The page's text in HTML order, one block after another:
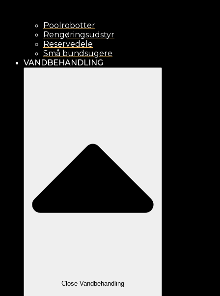
Poolrobotter
Rengøringsudstyr
Reservedele
Små bundsugere
VANDBEHANDLING
Close Vandbehandling